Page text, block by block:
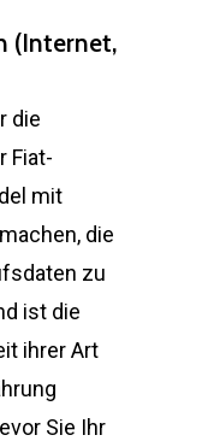
(Internet,
die
Fiat-
mit
die
zu
ist die
ihrer Art
Sie Ihr